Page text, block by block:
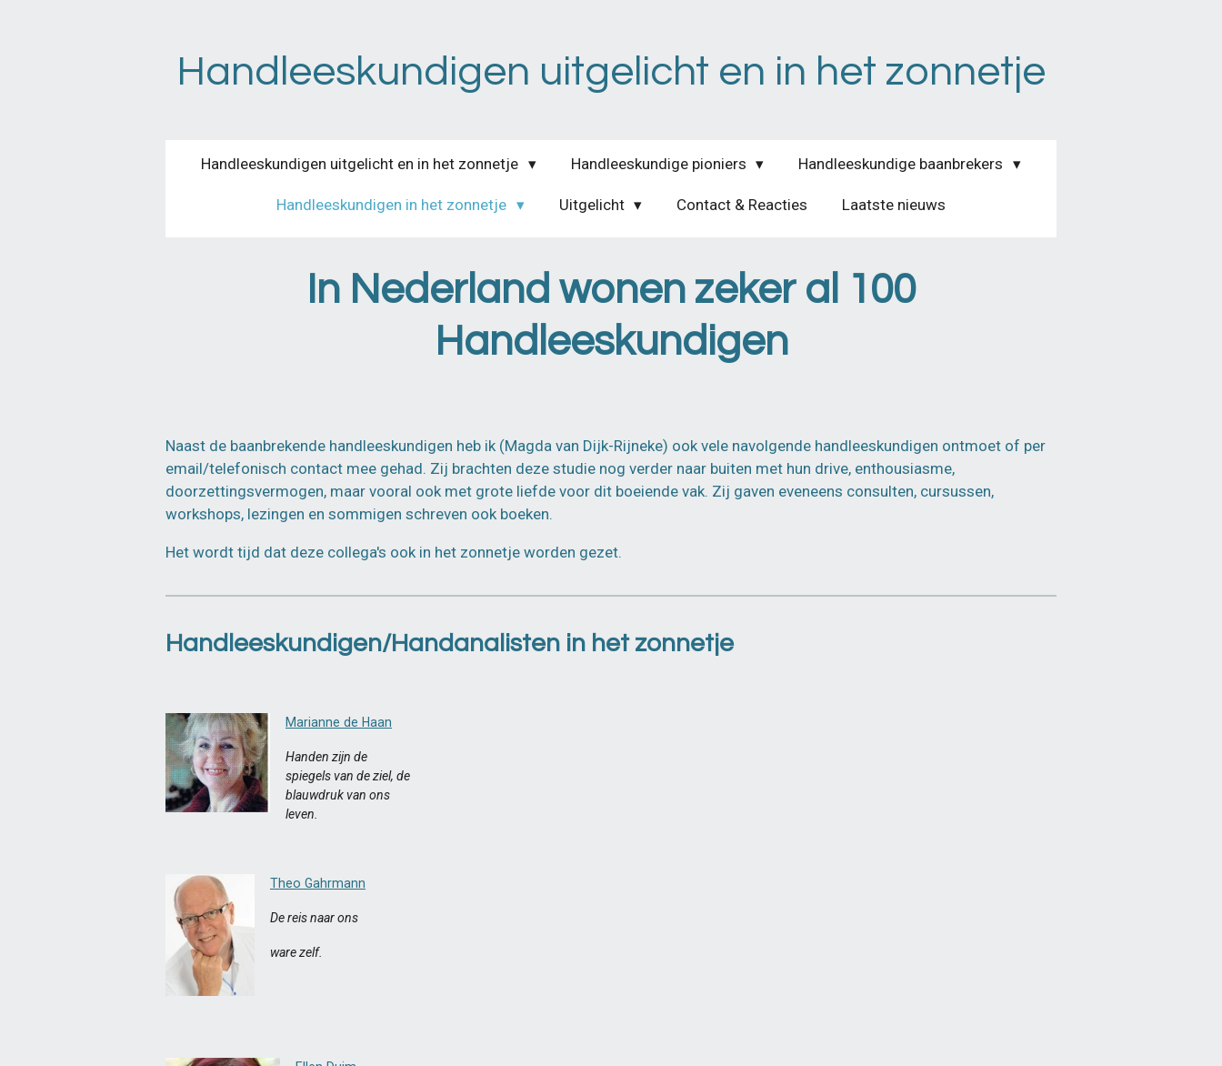
Handleeskundigen uitgelicht en in het zonnetje
Handleeskundigen uitgelicht en in het zonnetje Handleeskundige pioniers Handleeskundige baanbrekers
Handleeskundigen in het zonnetje Uitgelicht Contact & Reacties Laatste nieuws
In Nederland wonen zeker al 100
Handleeskundigen
Naast de baanbrekende handleeskundigen heb ik (Magda van Dijk-Rijneke) ook vele navolgende handleeskundigen ontmoet of per
email/telefonisch contact mee gehad. Zij brachten deze studie nog verder naar buiten met hun drive, enthousiasme,
doorzettingsvermogen, maar vooral ook met grote liefde voor dit boeiende vak. Zij gaven eveneens consulten, cursussen,
workshops, lezingen en sommigen schreven ook boeken.
Het wordt tijd dat deze collega's ook in het zonnetje worden gezet.
Handleeskundigen/Handanalisten in het zonnetje
Marianne de Haan
Handen zijn de
spiegelsvan de ziel, de
blauwdrukvan ons
leven.
Theo Gahrmann
De reis naar ons
ware zelf.